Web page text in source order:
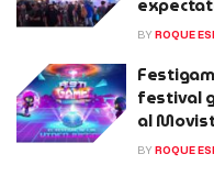
BY ROQUE
festival
al
BY ROQUE